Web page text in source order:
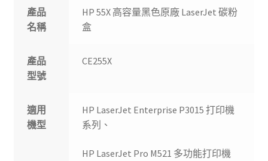
產品
名稱
HP 55X 高容量黑色原廠 LaserJet 碳粉
盒
產品
型號
CE255X
適用
機型
HP LaserJet Enterprise P3015 打印機
系列、
HP LaserJet Pro M521 多功能打印機